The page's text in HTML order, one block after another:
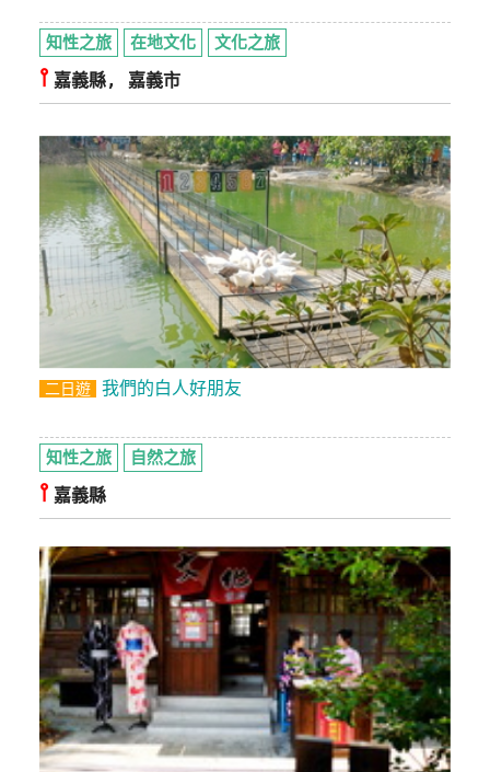
樂
地
顧
客
服
顧
客
度
訂
單
管
理
會
員
帳
知性之旅 在地文化 文化之旅
⫯ 嘉義縣, 嘉義市
二日遊 我們的白人好朋友
知性之旅 自然之旅
⫯ 嘉義縣